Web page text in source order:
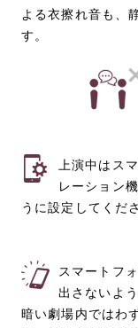
よる衣擦れ音も、
す。
上演中はス
レーション
うに設定してくだ
スマートフ
出さないよ
暗い劇場内ではわ